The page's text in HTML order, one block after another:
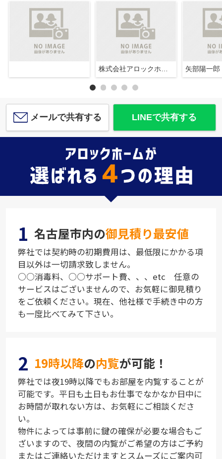
矢部陽一郎
メールで共有する LINEで共有する
1 名古屋市内の御見積り最安値
弊社では契約時の初期費用は、最低限にかかる項
目以外は一切請求致しません。
○○消毒料、○○サポート費、、、etc 任意の
サービスはございませんので、お気軽に御見積り
をご依頼ください。現在、他社様で手続き中の方
も一度比べてみて下さい。
2 19時以降の内覧が可能！
弊社では夜19時以降でもお部屋を内覧することが
可能です。平日も土日もお仕事でなかなか日中に
お時間が取れない方は、お気軽にご相談くださ
い。
物件によっては事前に鍵の確保が必要な場合もご
ざいますので、夜間の内覧がご希望の方はご予約
またはご連絡いただけますとスムーズにご案内可